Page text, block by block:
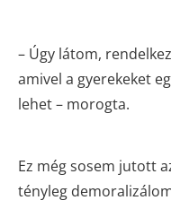
– Úgy látom,
amivel a gyerekeket
lehet – morogta.
Ez még sosem jutott
tényleg